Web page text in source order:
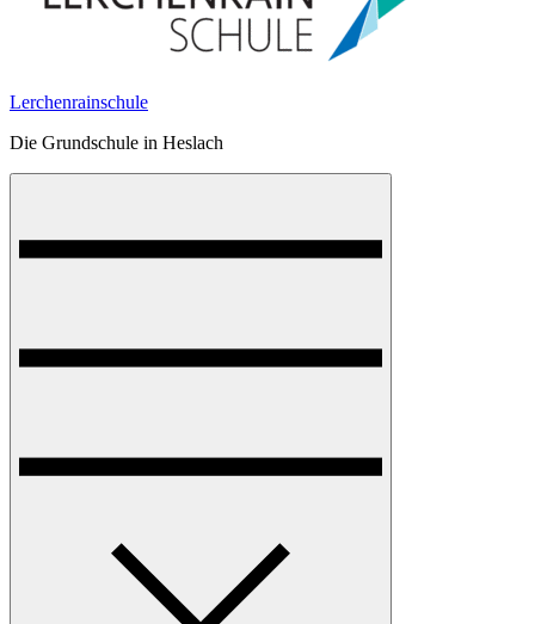
Lerchenrainschule
Die Grundschule in Heslach